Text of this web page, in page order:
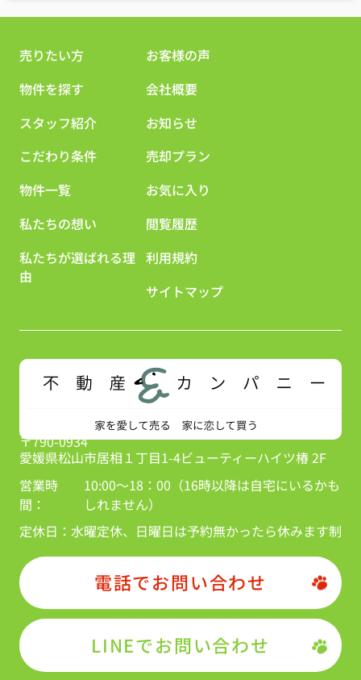
売りたい方
物件を探す
スタッフ紹介
こだわり条件
物件一覧
私たちの想い
私たちが選ばれる理
由
お客様の声
会社概要
お知らせ
売却プラン
お気に入り
閲覧履歴
利用規約
サイトマップ
〒790-0934
愛媛県松山市居相１丁目1-4ビューティーハイツ椿 2F
営業時
間：
10:00～18：00（16時以降は自宅にいるかも
しれません）
定休日： 水曜定休、日曜日は予約無かったら休みます制
電話でお問い合わせ
LINEでお問い合わせ